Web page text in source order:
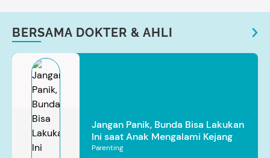
BERSAMA DOKTER & AHLI
Jangan Panik, Bunda Bisa Lakukan
Ini saat Anak Mengalami Kejang
Parenting